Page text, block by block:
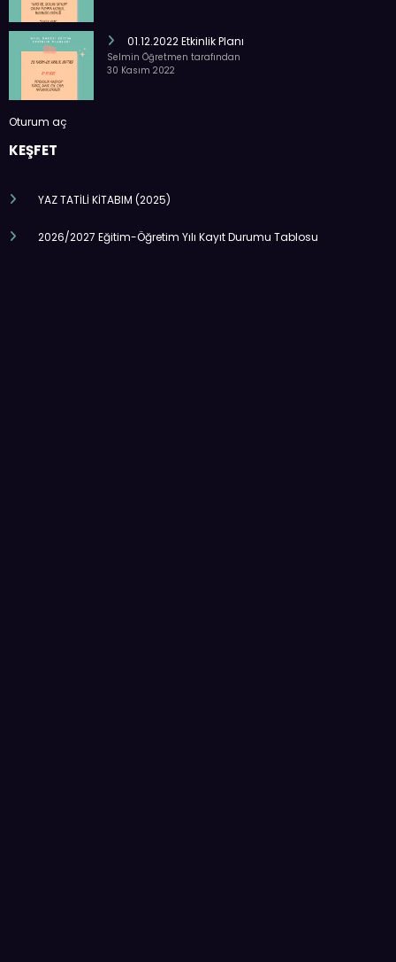
01.12.2022 Etkinlik Planı
Selmin Öğretmen tarafından
30 Kasım 2022
Oturum aç
KEŞFET
YAZ TATİLİ KİTABIM (2025)
2026/2027 Eğitim-Öğretim Yılı Kayıt Durumu Tablosu